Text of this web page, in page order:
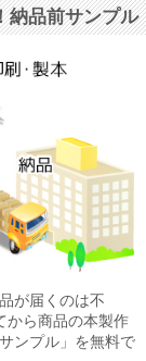
納品前サンプル
が届くのは不
から商品の本製作
ンプル」を無料で